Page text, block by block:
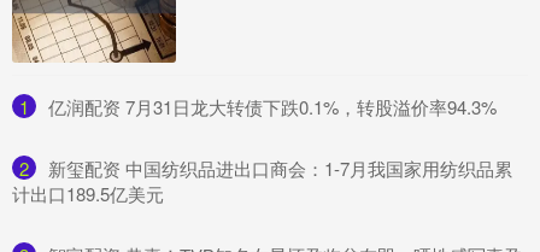
1 ​亿润配资 7月31日龙大转债下跌0.1%，转股溢价率94.3%
2
​新玺配资 中国纺织品进出口商会：1-7月我国家用纺织品累
计出口189.5亿美元